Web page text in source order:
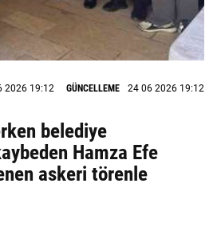
2026 19:12 GÜNCELLEME 24 06 2026 19:12
belediye
Hamza Efe
askeri törenle